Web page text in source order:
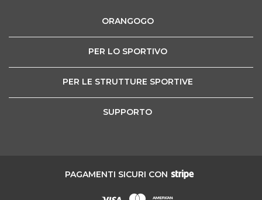
ORANGOGO
PER LO SPORTIVO
PER LE STRUTTURE SPORTIVE
SUPPORTO
PAGAMENTI SICURI CON